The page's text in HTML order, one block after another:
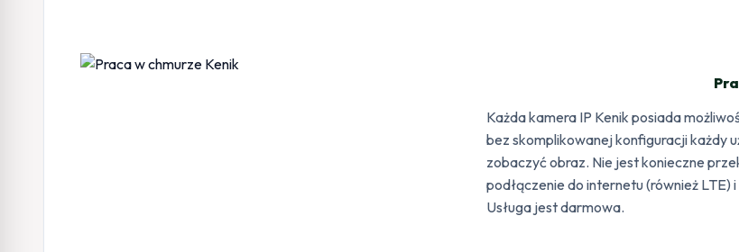
Każda kamera IP Kenik posiada
bez skomplikowanej konfiguracji każdy
zobaczyć obraz. Nie jest konieczne
podłączenie do internetu (również LTE)
Usługa jest darmowa.